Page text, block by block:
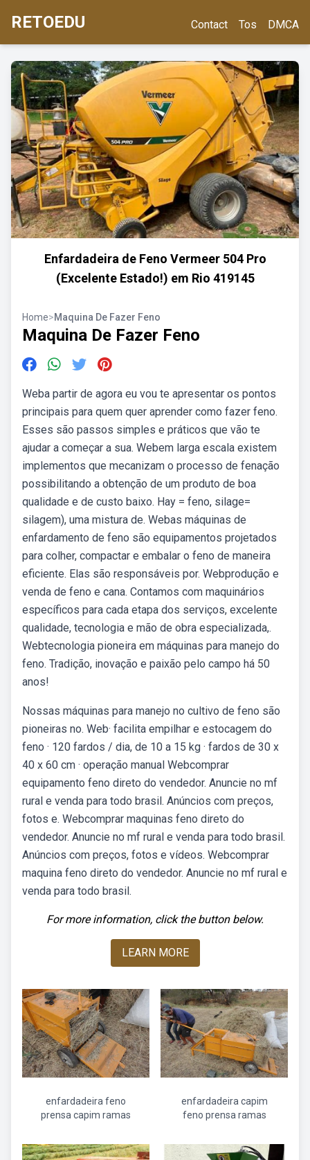
RETOEDU Contact Tos DMCA
Enfardadeira de Feno Vermeer 504 Pro
(Excelente Estado!) em Rio 419145
Home>Maquina De Fazer Feno
Maquina De Fazer Feno
Weba partir de agora eu vou te apresentar os pontos
principais para quem quer aprender como fazer feno.
Esses são passos simples e práticos que vão te
ajudar a começar a sua. Webem larga escala existem
implementos que mecanizam o processo de fenação
possibilitando a obtenção de um produto de boa
qualidade e de custo baixo. Hay = feno, silage=
silagem), uma mistura de. Webas máquinas de
enfardamento de feno são equipamentos projetados
para colher, compactar e embalar o feno de maneira
eficiente. Elas são responsáveis por. Webprodução e
venda de feno e cana. Contamos com maquinários
específicos para cada etapa dos serviços, excelente
qualidade, tecnologia e mão de obra especializada,.
Webtecnologia pioneira em máquinas para manejo do
feno. Tradição, inovação e paixão pelo campo há 50
anos!
Nossas máquinas para manejo no cultivo de feno são
pioneiras no. Web· facilita empilhar e estocagem do
feno · 120 fardos / dia, de 10 a 15 kg · fardos de 30 x
40 x 60 cm · operação manual Webcomprar
equipamento feno direto do vendedor. Anuncie no mf
rural e venda para todo brasil. Anúncios com preços,
fotos e. Webcomprar maquinas feno direto do
vendedor. Anuncie no mf rural e venda para todo brasil.
Anúncios com preços, fotos e vídeos. Webcomprar
maquina feno direto do vendedor. Anuncie no mf rural e
venda para todo brasil.
For more information, click the button below.
LEARN MORE
enfardadeira feno
prensa capim ramas
enfardadeira capim
feno prensa ramas